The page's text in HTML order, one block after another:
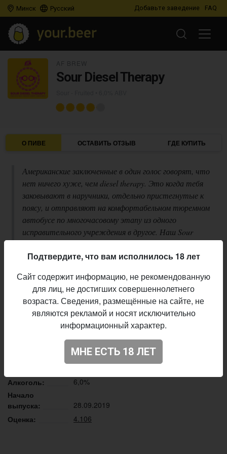
Минск Русский Добавьте заведение FAQ
Sour Diesel Therapy
О ПИВЕ ОСТАВИТЬ ОТЗЫВ ГДЕ КУПИТЬ
Американские заключенные в один голос говорят, что
нет ничего хуже, чем diesel therapy. Это когда тебя
заковывают в наручники, отдельно пристегнутые к
поясу, и отправляют на комфортабельном тюремном
автобусе по многочасовому этапу из одного
исправительного учреждения в другое. Наш Sour
Diesel Therapy — совсем другое дело. Никакая дорога с
ним не покажется скучной, терапия — жестокой, а
Sour Diesel Therapy — новый сауэр с ананасом, манго
и маракуйей, повышенного сокоподобия и
фруктоподъёмности. Гарантированно этапирует
вас куда вы пожелаете, и наручники не понадобятся
AF Brew
Алкоголь:
6,0%
Начало
выпуска:
28.09.2019
Оценка:
4.106
Подтвердите, что вам исполнилось 18 лет
Сайт содержит информацию, не рекомендованную
для лиц, не достигших совершеннолетнего
возраста. Сведения, размещённые на сайте, не
являются рекламой и носят исключительно
информационный характер.
МНЕ ЕСТЬ 18 ЛЕТ